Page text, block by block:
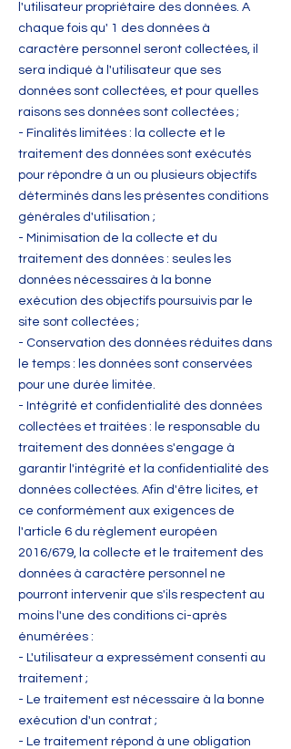
l'utilisateur propriétaire des données. A
chaque fois qu' 1 des données à
caractère personnel seront collectées, il
sera indiqué à l'utilisateur que ses
données sont collectées, et pour quelles
raisons ses données sont collectées ;
- Finalités limitées : la collecte et le
traitement des données sont exécutés
pour répondre à un ou plusieurs objectifs
déterminés dans les présentes conditions
générales d'utilisation ;
- Minimisation de la collecte et du
traitement des données : seules les
données nécessaires à la bonne
exécution des objectifs poursuivis par le
site sont collectées ;
- Conservation des données réduites dans
le temps : les données sont conservées
pour une durée limitée.
- Intégrité et confidentialité des données
collectées et traitées : le responsable du
traitement des données s'engage à
garantir l'intégrité et la confidentialité des
données collectées. Afin d'être licites, et
ce conformément aux exigences de
l'article 6 du règlement européen
2016/679, la collecte et le traitement des
données à caractère personnel ne
pourront intervenir que s'ils respectent au
moins l'une des conditions ci-après
énumérées :
- L'utilisateur a expressément consenti au
traitement ;
- Le traitement est nécessaire à la bonne
exécution d'un contrat ;
- Le traitement répond à une obligation